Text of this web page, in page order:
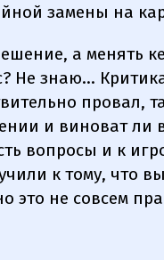
замены на
а менять
Не знаю...
провал,
и виноват ли
вопросы и к
к тому, что
это не совсем